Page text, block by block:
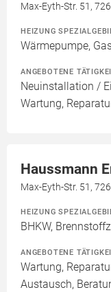
Max-Eyth-Str. 51,
HEIZUNG
Wärmepumpe,
ANGEBOTENE
Neuinstallation /
Wartung,
Haussmann
Max-Eyth-Str. 51,
HEIZUNG
BHKW,
ANGEBOTENE
Wartung,
Austausch,